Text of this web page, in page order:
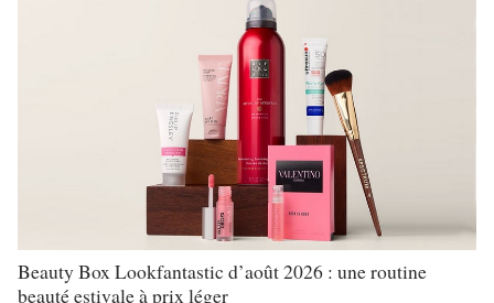
Beauty Box Lookfantastic d’août 2026 : une routine
beauté estivale à prix léger